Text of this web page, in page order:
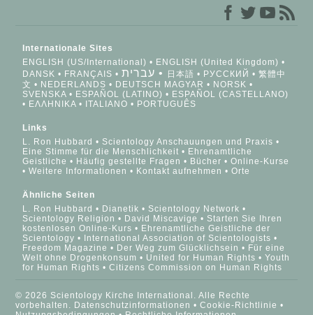
Internationale Sites
ENGLISH (US/International)
ENGLISH (United Kingdom)
DANSK
FRANÇAIS עברית 日本語 РУССКИЙ
繁體中
文
NEDERLANDS DEUTSCH MAGYAR
NORSK
SVENSKA
ESPAÑOL (LATINO)
ESPAÑOL (CASTELLANO)
ΕΛΛΗΝΙΚA
ITALIANO PORTUGUÊS
Links
L. Ron Hubbard
Scientology Anschauungen und Praxis
Eine Stimme für die Menschlichkeit
Ehrenamtliche
Geistliche
Häufig gestellte Fragen Bücher
Online-Kurse
Weitere Informationen
Kontakt aufnehmen Orte
Ähnliche Seiten
L. Ron Hubbard
Dianetik
Scientology Network
Scientology Religion
David Miscavige
Starten Sie Ihren
kostenlosen Online-Kurs
Ehrenamtliche Geistliche der
Scientology
International Association of Scientologists
Freedom Magazine
Der Weg zum Glücklichsein
Für eine
Welt ohne Drogenkonsum
United for Human Rights
Youth
for Human Rights
Citizens Commission on Human Rights
© 2026 Scientology Kirche International. Alle Rechte
vorbehalten. Datenschutzinformationen •Cookie-Richtlinie •